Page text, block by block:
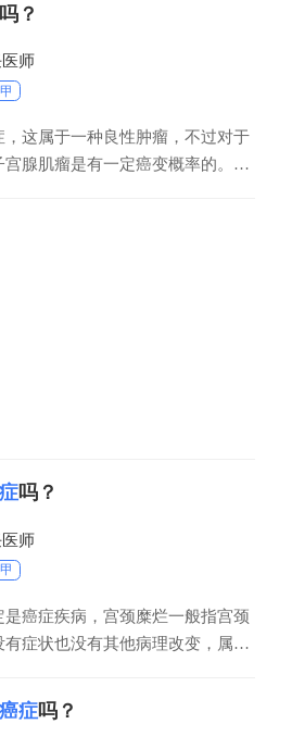
如子宫肌瘤。建议：患者要立即
白带化验等检查，若是子宫肌瘤
？
师
这属于一种良性肿瘤，不过对于
腺肌瘤是有一定癌变概率的。建
吗？
师
癌症疾病，宫颈糜烂一般指宫颈
症状也没有其他病理改变，属于
替代鳞状上皮而导致局部呈现糜烂
生出血症状，考虑女性可能有慢
症吗？